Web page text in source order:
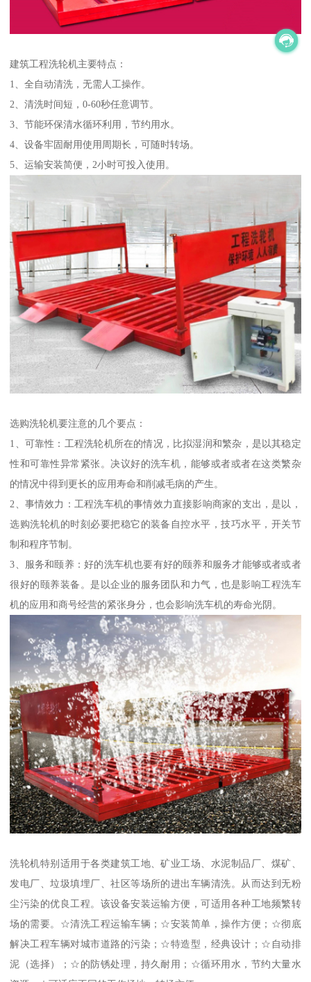
建筑工程洗轮机主要特点：
1、全自动清洗，无需人工操作。
2、清洗时间短，0-60秒任意调节。
3、节能环保清水循环利用，节约用水。
4、设备牢固耐用使用周期长，可随时转场。
5、运输安装简便，2小时可投入使用。
选购洗轮机要注意的几个要点：
1、可靠性：工程洗轮机所在的情况，比拟湿润和繁杂，是以其稳定
性和可靠性异常紧张。决议好的洗车机，能够或者或者在这类繁杂
的情况中得到更长的应用寿命和削减毛病的产生。
2、事情效力：工程洗车机的事情效力直接影响商家的支出，是以，
选购洗轮机的时刻必要把稳它的装备自控水平，技巧水平，开关节
制和程序节制。
3、服务和颐养：好的洗车机也要有好的颐养和服务才能够或者或者
很好的颐养装备。是以企业的服务团队和力气，也是影响工程洗车
机的应用和商号经营的紧张身分，也会影响洗车机的寿命光阴。
洗轮机特别适用于各类建筑工地、矿业工场、水泥制品厂、煤矿、
发电厂、垃圾填埋厂、社区等场所的进出车辆清洗。从而达到无粉
尘污染的优良工程。该设备安装运输方便，可适用各种工地频繁转
场的需要。☆清洗工程运输车辆；☆安装简单，操作方便；☆彻底
解决工程车辆对城市道路的污染；☆特造型，经典设计；☆自动排
泥（选择）；☆的防锈处理，持久耐用；☆循环用水，节约大量水